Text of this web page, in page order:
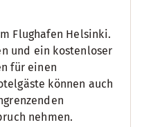
Flughafen Helsinki.
und ein kostenloser
für einen
können auch
nehmen.